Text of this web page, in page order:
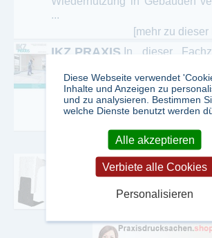
...
[mehr zu
IKZ PRAXIS In dieser
Berufsanfänger,
praxisbezogene Informationen
Heizungs-, Lüftungs- und
verständlichen Beiträgen ...
[mehr zu
Diese Webseite verwendet
Inhalte und Anzeigen zu
und zu analysieren. Bestimmen
welche Dienste benutzt werden
Alle akzeptieren
Verbiete alle Cookies
Personalisieren